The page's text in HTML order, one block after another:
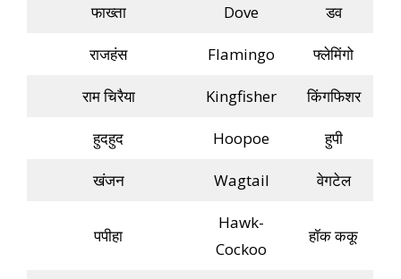
फाख्ता Dove डव
राजहंस Flamingo फ्लेमिंगो
राम चिरैया Kingfisher किंगफिशर
हुदहुद Hoopoe हुपी
खंजन Wagtail वेगटेल
पपीहा
Hawk-
Cockoo
हॉक ककू